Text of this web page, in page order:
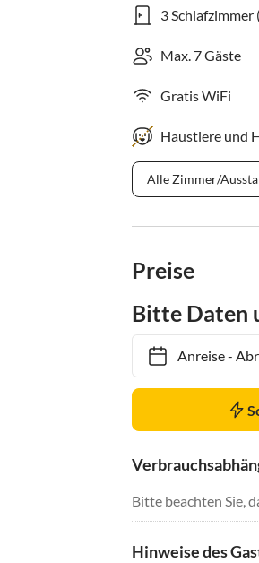
3 Schlafzimmer
Max. 7 Gäste
Gratis WiFi
Haustiere und
Alle Zimmer/
Preise
Bitte Daten
Anreise-
Bitte beachten Sie,
Hinweise des